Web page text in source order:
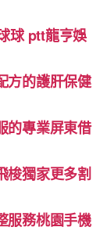
球 ptt龍亨娛
方的護肝保健
的專業屏東借
梭獨家更多割
服務桃園手機